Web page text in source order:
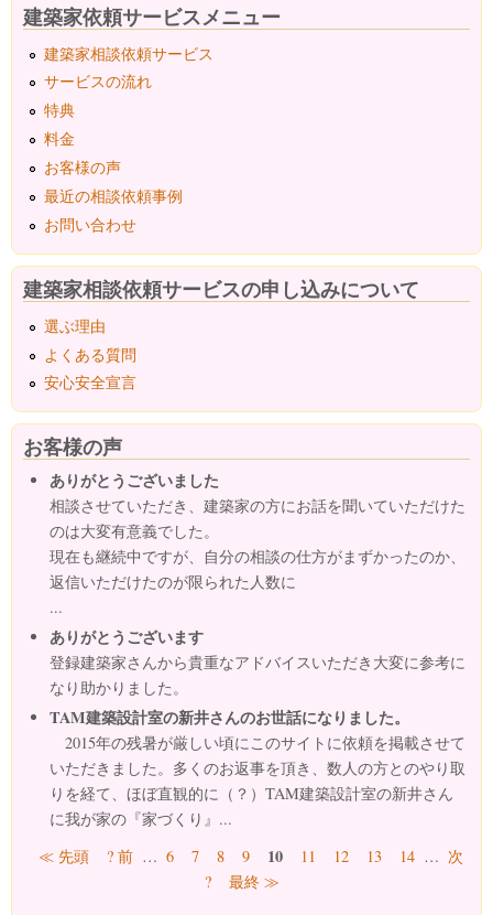
建築家依頼サービスメニュー
建築家相談依頼サービス
サービスの流れ
特典
料金
お客様の声
最近の相談依頼事例
お問い合わせ
建築家相談依頼サービスの申し込みについて
選ぶ理由
よくある質問
安心安全宣言
お客様の声
ありがとうございました
相談させていただき、建築家の方にお話を聞いていただけた
のは大変有意義でした。
現在も継続中ですが、自分の相談の仕方がまずかったのか、
返信いただけたのが限られた人数に
...
ありがとうございます
登録建築家さんから貴重なアドバイスいただき大変に参考に
なり助かりました。
TAM建築設計室の新井さんのお世話になりました。
2015年の残暑が厳しい頃にこのサイトに依頼を掲載させて
いただきました。多くのお返事を頂き、数人の方とのやり取
りを経て、ほぼ直観的に（？）TAM建築設計室の新井さん
に我が家の『家づくり』...
ページ
≪ 先頭 ? 前 … 6 7 8 9 10 11 12 13 14 … 次
?
最終 ≫